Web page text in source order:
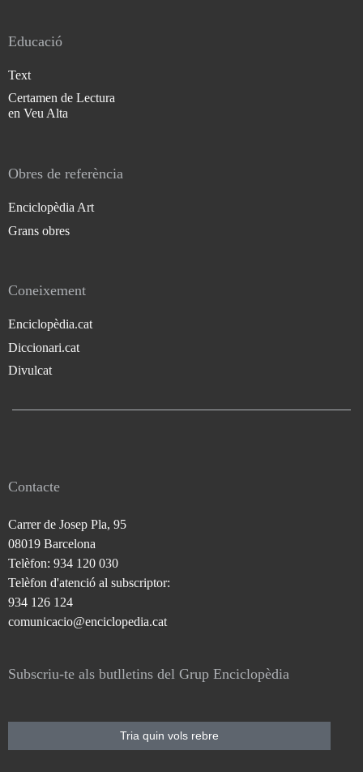
Educació
Text
Certamen de Lectura
en Veu Alta
Obres de referència
Enciclopèdia Art
Grans obres
Coneixement
Enciclopèdia.cat
Diccionari.cat
Divulcat
Contacte
Carrer de Josep Pla, 95
08019 Barcelona
Telèfon: 934 120 030
Telèfon d'atenció al subscriptor:
934 126 124
comunicacio@enciclopedia.cat
Subscriu-te als butlletins del Grup Enciclopèdia
Tria quin vols rebre